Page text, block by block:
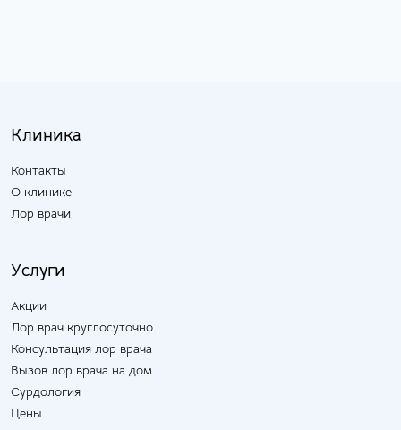
Клиника
Контакты
О клинике
Лор врачи
Услуги
Акции
Лор врач круглосуточно
Консультация лор врача
Вызов лор врача на дом
Сурдология
Цены